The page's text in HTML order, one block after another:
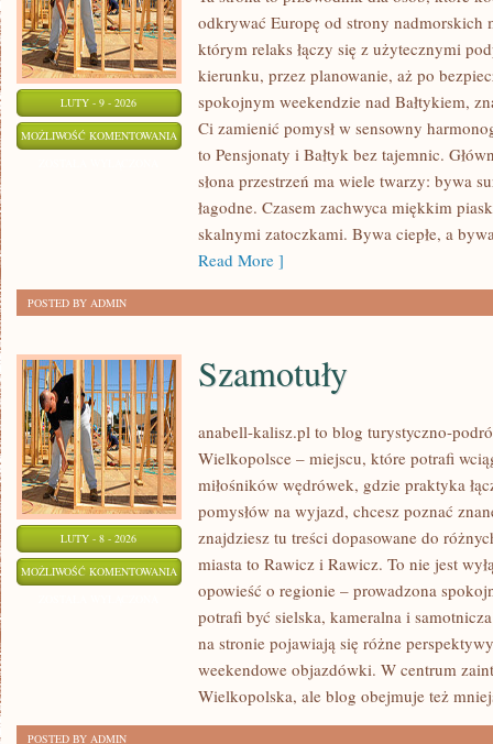
LUTY - 9 - 2026
MOŻLIWOŚĆ KOMENTOWANIA TRANSATLANTYCKIE
REJSY
PROMY
odkrywać Europę od strony nadmorskich
którym relaks łączy się z użytecznymi
kierunku, przez planowanie, aż po
spokojnym weekendzie nad Bałtykiem,
Ci zamienić pomysł w sensowny
to Pensjonaty i Bałtyk bez tajemnic.
słona przestrzeń ma wiele twarzy: bywa
łagodne. Czasem zachwyca miękkim
skalnymi zatoczkami. Bywa ciepłe, a
Read More ]
POSTED BY ADMIN
LUTY - 8 - 2026
MOŻLIWOŚĆ KOMENTOWANIA SZAMOTUŁY
Szamotuły
anabell-kalisz.pl to blog turystyczno-
Wielkopolsce – miejscu, które potrafi
miłośników wędrówek, gdzie praktyka
pomysłów na wyjazd, chcesz poznać
znajdziesz tu treści dopasowane do
miasta to Rawicz i Rawicz. To nie jest
opowieść o regionie – prowadzona
potrafi być sielska, kameralna i
na stronie pojawiają się różne
weekendowe objazdówki. W centrum
Wielkopolska, ale blog obejmuje też
POSTED BY ADMIN